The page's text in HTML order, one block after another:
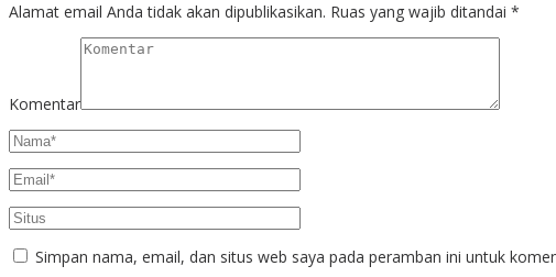
Alamat email Anda tidak akan dipublikasikan. Ruas yang wajib ditandai *
Komentar
Simpan nama, email, dan situs web saya pada peramban ini untuk